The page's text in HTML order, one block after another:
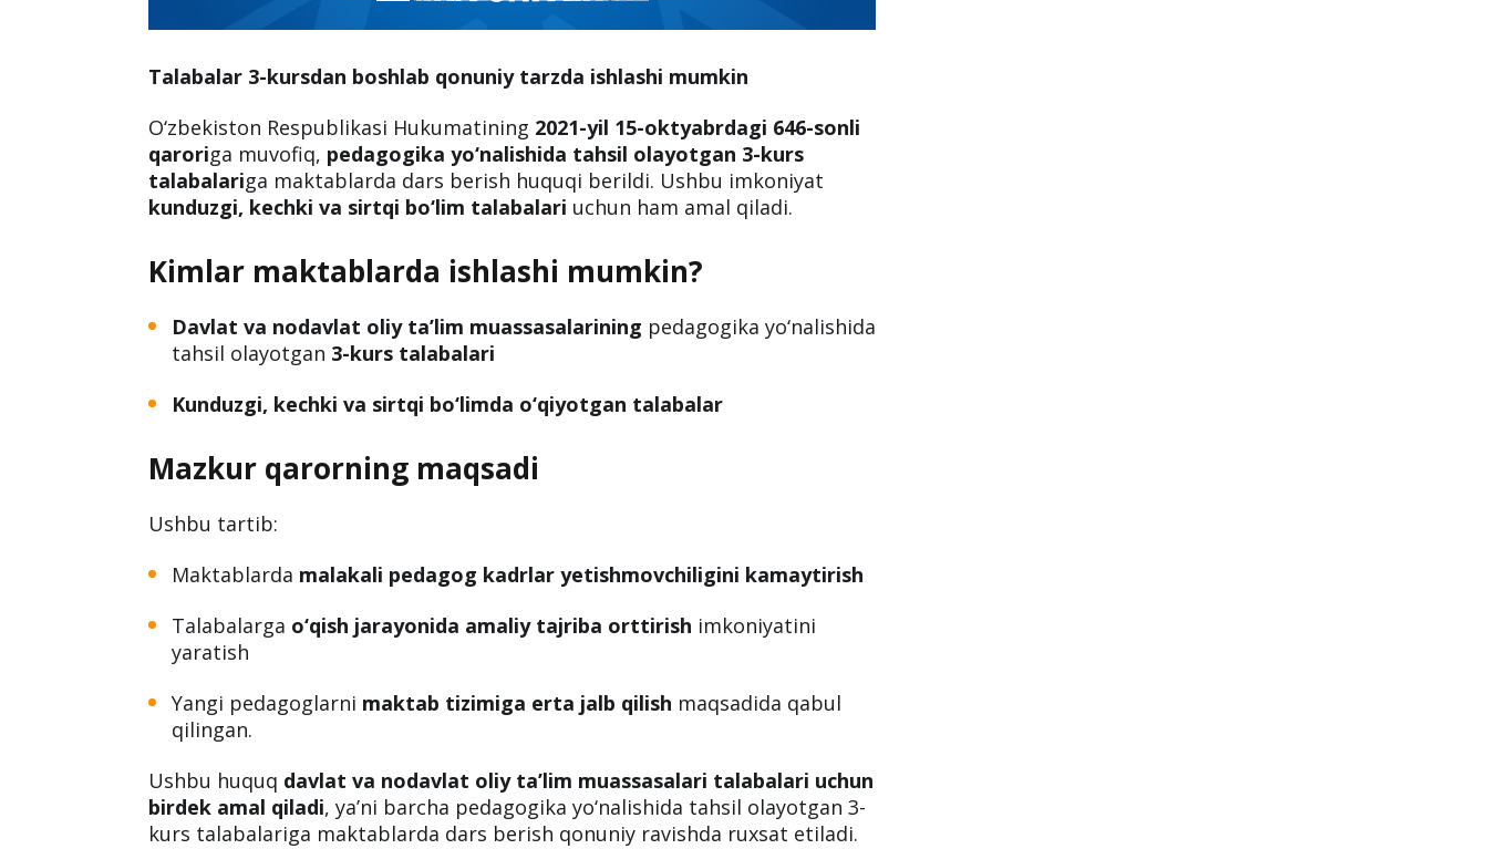
Talabalar 3-kursdan boshlab qonuniy tarzda ishlashi mumkin
O‘zbekiston Respublikasi Hukumatining 2021-yil 15-oktyabrdagi 646-sonli
qaroriga muvofiq, pedagogika yo‘nalishida tahsil olayotgan 3-kurs
talabalariga maktablarda dars berish huquqi berildi. Ushbu imkoniyat
kunduzgi, kechki va sirtqi bo‘lim talabalari uchun ham amal qiladi.
Kimlar maktablarda ishlashi mumkin?
Davlat va nodavlat oliy ta’lim muassasalarining pedagogika yo‘nalishida
tahsil olayotgan 3-kurs talabalari
Kunduzgi, kechki va sirtqi bo‘limda o‘qiyotgan talabalar
Mazkur qarorning maqsadi
Ushbu tartib:
Maktablarda malakali pedagog kadrlar yetishmovchiligini kamaytirish
Talabalarga o‘qish jarayonida amaliy tajriba orttirish imkoniyatini
yaratish
Yangi pedagoglarni maktab tizimiga erta jalb qilish maqsadida qabul
qilingan.
Ushbu huquq davlat va nodavlat oliy ta’lim muassasalari talabalari uchun
birdek amal qiladi, ya’ni barcha pedagogika yo‘nalishida tahsil olayotgan 3-
kurs talabalariga maktablarda dars berish qonuniy ravishda ruxsat etiladi.